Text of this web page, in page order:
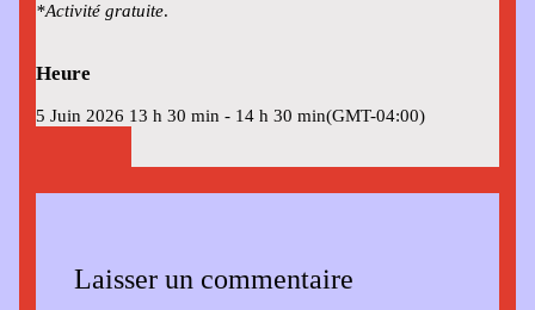
*Activité gratuite.
Heure
5 Juin 2026 13 h 30 min - 14 h 30 min(GMT-04:00)
Laisser un commentaire